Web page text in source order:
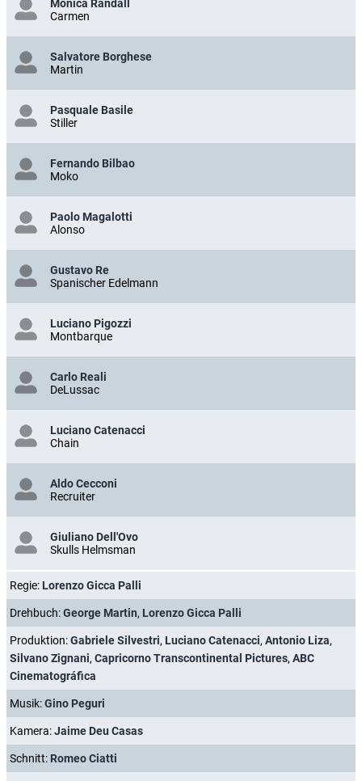
Mónica Randall
Carmen
Salvatore Borghese
Martin
Pasquale Basile
Stiller
Fernando Bilbao
Moko
Paolo Magalotti
Alonso
Gustavo Re
Spanischer Edelmann
Luciano Pigozzi
Montbarque
Carlo Reali
DeLussac
Luciano Catenacci
Chain
Aldo Cecconi
Recruiter
Giuliano Dell'Ovo
Skulls Helmsman
Regie: Lorenzo Gicca Palli
Drehbuch:George Martin, Lorenzo Gicca Palli
Produktion:Gabriele Silvestri, Luciano Catenacci, Antonio Liza,
Silvano Zignani, Capricorno Transcontinental Pictures, ABC
Cinematográfica
Musik:Gino Peguri
Kamera:Jaime Deu Casas
Schnitt: Romeo Ciatti